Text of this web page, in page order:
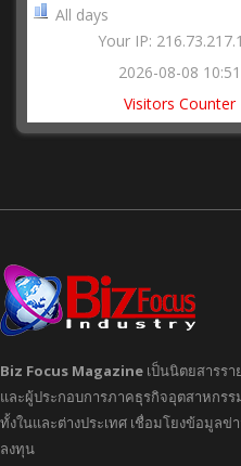
All days
Your IP:
2026-08-08 10:51
Visitors Counter
Biz Focus Magazine เป็นนิตยสารร
และผู้ประกอบการภาคธุรกิจอุตสาหกรร
ทั้งในและต่างประเทศ เชื่อมโยงข้อมูลข่
ลงทุน